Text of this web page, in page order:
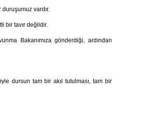
duruşumuz vardır.
bir tavır değildir.
Bakanımıza gönderdiği, ardından
dursun tam bir akıl tutulması, tam bir